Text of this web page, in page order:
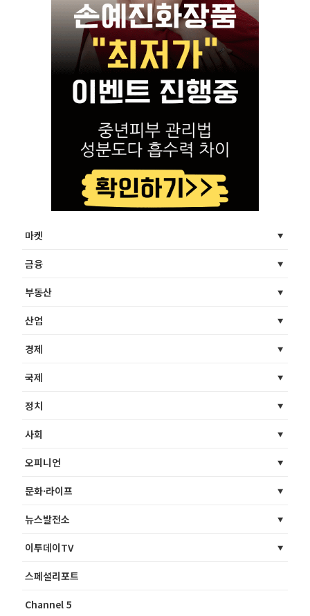
마켓
금융
부동산
산업
경제
국제
정치
사회
오피니언
문화·라이프
뉴스발전소
이투데이TV
스페셜리포트
Channel 5